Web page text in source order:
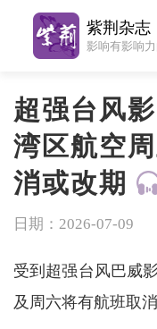
超强台风
湾区航空
消或改期
日期：2026-07-09
受到超强台风巴威
及周六将有航班取消
紫荆杂志
影响有影响